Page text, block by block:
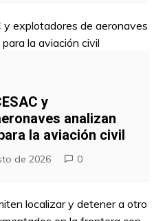
y
analizan
la aviación civil
de 2026 0